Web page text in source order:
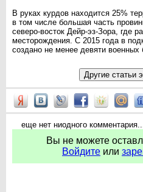
В руках курдов находится 25%
в том числе большая часть
северо-восток Дейр-эз-Зора, где
месторождения. С 2015 года в
создано не менее девяти
еще нет ниодного
Вы не можете
Войдите или